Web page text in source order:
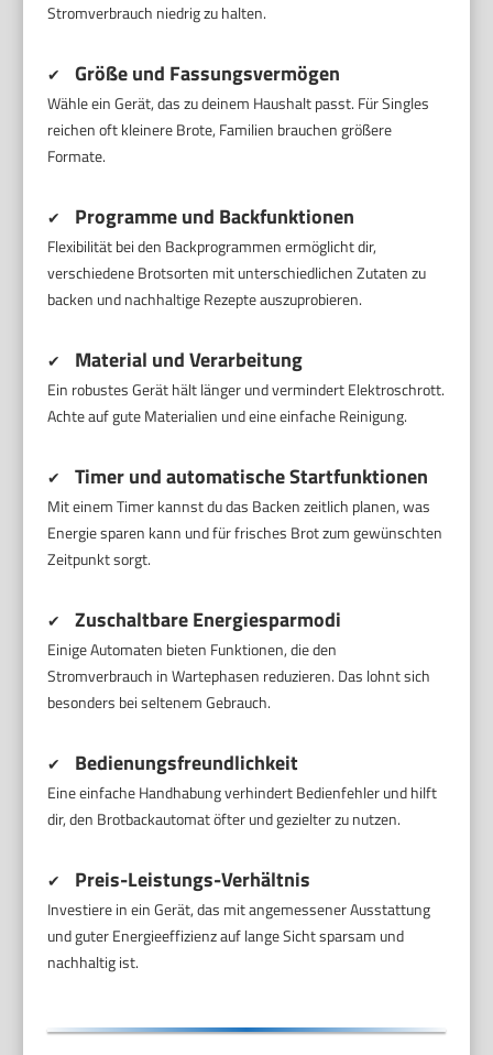
Stromverbrauch niedrig zu halten.
✔ Größe und Fassungsvermögen
Wähle ein Gerät, das zu deinem Haushalt passt. Für Singles
reichen oft kleinere Brote, Familien brauchen größere
Formate.
✔ Programme und Backfunktionen
Flexibilität bei den Backprogrammen ermöglicht dir,
verschiedene Brotsorten mit unterschiedlichen Zutaten zu
backen und nachhaltige Rezepte auszuprobieren.
✔ Material und Verarbeitung
Ein robustes Gerät hält länger und vermindert Elektroschrott.
Achte auf gute Materialien und eine einfache Reinigung.
✔ Timer und automatische Startfunktionen
Mit einem Timer kannst du das Backen zeitlich planen, was
Energie sparen kann und für frisches Brot zum gewünschten
Zeitpunkt sorgt.
✔ Zuschaltbare Energiesparmodi
Einige Automaten bieten Funktionen, die den
Stromverbrauch in Wartephasen reduzieren. Das lohnt sich
besonders bei seltenem Gebrauch.
✔ Bedienungsfreundlichkeit
Eine einfache Handhabung verhindert Bedienfehler und hilft
dir, den Brotbackautomat öfter und gezielter zu nutzen.
✔ Preis-Leistungs-Verhältnis
Investiere in ein Gerät, das mit angemessener Ausstattung
und guter Energieeffizienz auf lange Sicht sparsam und
nachhaltig ist.